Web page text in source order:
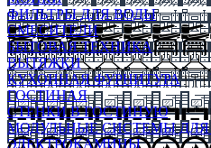
ФИЛЬТРЫ ДЛЯ ВОДЫ
СМЕСИТЕЛИ
БЫТОВАЯ ТЕХНИКА
ВЫТЯЖКИ
КУХОННАЯ ФУРНИТУРА
ГОСТИНАЯ
СТЕНКИ В ГОСТИНУЮ
МОДУЛЬНЫЕ СИСТЕМЫ
ЭЛЕКТРОКАМИНЫ